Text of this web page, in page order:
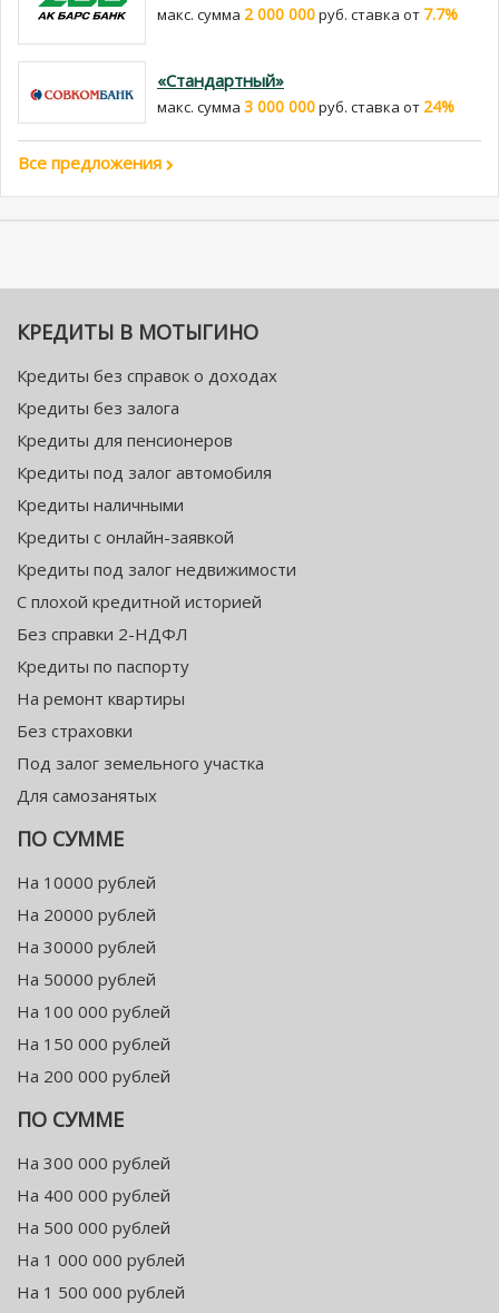
макс. сумма 2 000 000руб. cтавка от 7.7%
«Стандартный»
макс. сумма 3 000 000руб. cтавка от 24%
Все предложения
КРЕДИТЫ В МОТЫГИНО
Кредиты без справок о доходах
Кредиты без залога
Кредиты для пенсионеров
Кредиты под залог автомобиля
Кредиты наличными
Кредиты с онлайн-заявкой
Кредиты под залог недвижимости
С плохой кредитной историей
Без справки 2-НДФЛ
Кредиты по паспорту
На ремонт квартиры
Без страховки
Под залог земельного участка
Для самозанятых
ПО СУММЕ
На 10000 рублей
На 20000 рублей
На 30000 рублей
На 50000 рублей
На 100 000 рублей
На 150 000 рублей
На 200 000 рублей
ПО СУММЕ
На 300 000 рублей
На 400 000 рублей
На 500 000 рублей
На 1 000 000 рублей
На 1 500 000 рублей